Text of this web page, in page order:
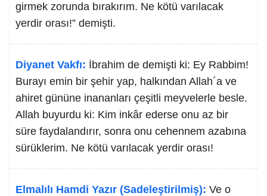
girmek zorunda bırakırım. Ne kötü varılacak
yerdir orası!” demişti.
Diyanet Vakfı: İbrahim de demişti ki: Ey Rabbim!
Burayı emin bir şehir yap, halkından Allah´a ve
ahiret gününe inananları çeşitli meyvelerle besle.
Allah buyurdu ki: Kim inkâr ederse onu az bir
süre faydalandırır, sonra onu cehennem azabına
sürüklerim. Ne kötü varılacak yerdir orası!
Elmalılı Hamdi Yazır (Sadeleştirilmiş): Ve o